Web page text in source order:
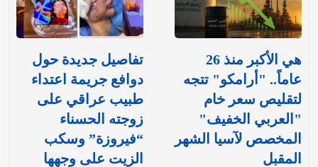
هي الأكبر منذ 26
عاماً.. "أرامكو" تتجه
لتقليص سعر خام
"العربي الخفيف"
المخصص لآسيا الشهر
المقبل
تفاصيل جديدة حول
دوافع جريمة اعتداء
طبيب عراقي على
زوجته الحسناء
“فيروزة” وسكب
الزيت على وجهها